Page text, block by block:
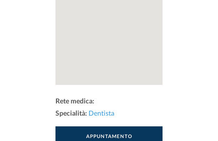
Rete medica:
Specialità: Dentista
APPUNTAMENTO